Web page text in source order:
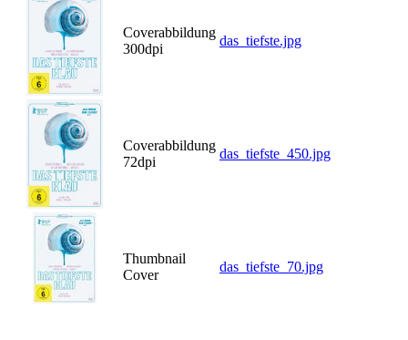
Coverabbildung
300dpi
das_tiefste.jpg
Coverabbildung
72dpi
das_tiefste_450.jpg
Thumbnail
Cover
das_tiefste_70.jpg